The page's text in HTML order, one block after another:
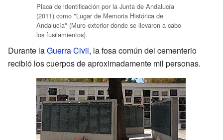
Placa de identificación por la Junta de Andalucía
(2011) como "Lugar de Memoria Histórica de
Andalucía" (Muro exterior donde se llevaron a cabo
los fusilamientos).
Durante laGuerra Civil, la fosa común del cementerio
recibió los cuerpos de aproximadamente mil personas.